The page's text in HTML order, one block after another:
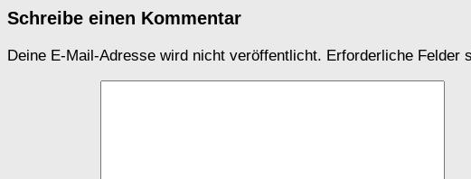
Schreibe einen Kommentar
Deine E-Mail-Adresse wird nicht veröffentlicht. Erforderliche Felder